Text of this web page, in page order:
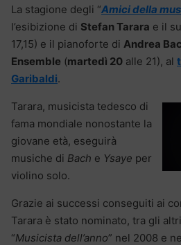
La stagione degli “Amici della
l’esibizione di Stefan Tarara e il
17,15) e il pianoforte di Andrea
Ensemble (martedì 20 alle 21), al
Garibaldi.
Tarara, musicista tedesco di
fama mondiale nonostante la
giovane età, eseguirà
musiche di Bach e Ysaye per
violino solo.
Grazie ai successi conseguiti ai
Tarara è stato nominato, tra gli
“Musicista dell’anno” nel 2008 e